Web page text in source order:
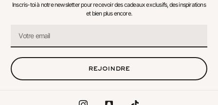
Inscris-toi à notre newsletter pour recevoir des cadeaux exclusifs, des inspirations
et bien plus encore.
rejoindre